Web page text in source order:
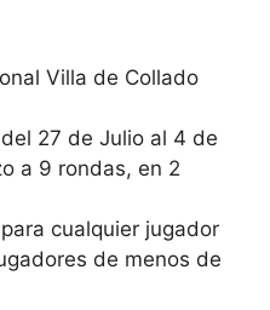
Villa de Collado
27 de Julio al 4 de
a 9 rondas, en 2
cualquier jugador
de menos de